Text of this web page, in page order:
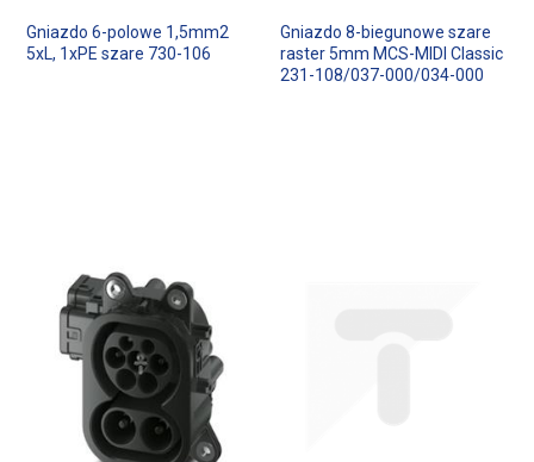
Gniazdo 6-polowe 1,5mm2
5xL, 1xPE szare 730-106
Gniazdo 8-biegunowe szare
raster 5mm MCS-MIDI Classic
231-108/037-000/034-000